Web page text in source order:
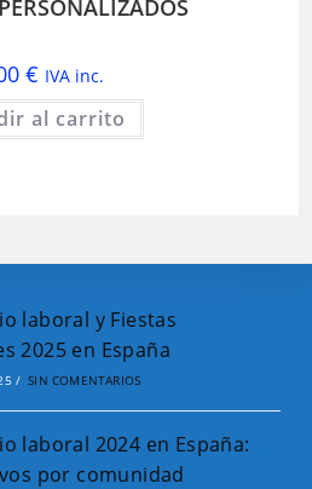
€ IVA inc.
al carrito
laboral y Fiestas
2025 en España
/ SIN COMENTARIOS
laboral 2024 en España:
por comunidad